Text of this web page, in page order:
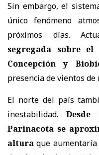
Sin embargo, el
único fenómeno
próximos días.
segregada sobre
Concepción y
presencia de vientos
El norte del país
inestabilidad.
Parinacota se
altura que